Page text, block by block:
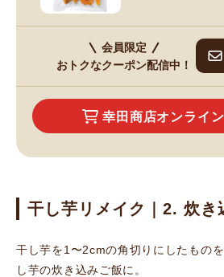
会員限定
おトクなクーポン配信中！
幸田商店オンライ
干し芋リメイク｜2. 炊き
干し芋を1〜2cmの角切りにしたもの
し芋の炊き込みご飯に。